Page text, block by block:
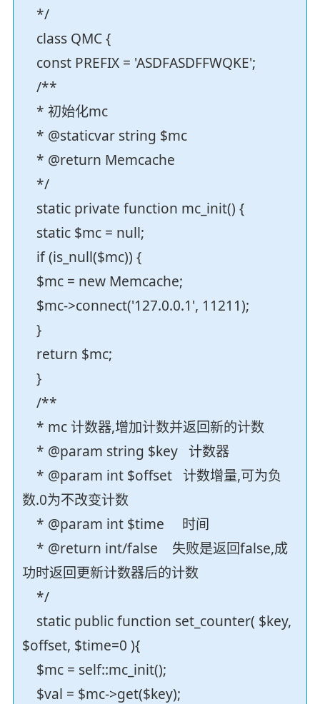
*/
class QMC {
const PREFIX = 'ASDFASDFFWQKE';
/**
* 初始化mc
* @staticvar string $mc
* @return Memcache
*/
static private function mc_init() {
static $mc = null;
if (is_null($mc)) {
$mc = new Memcache;
$mc->connect('127.0.0.1', 11211);
}
return $mc;
}
/**
* mc 计数器,增加计数并返回新的计数
* @param string $key 计数器
* @param int $offset 计数增量,可为负
数.0为不改变计数
* @param int $time 时间
* @return int/false 失败是返回false,成
功时返回更新计数器后的计数
*/
static public function set_counter( $key,
$offset, $time=0 ){
$mc = self::mc_init();
$val = $mc->get($key);